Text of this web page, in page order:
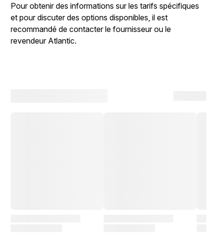
Pour obtenir des informations sur les tarifs spécifiques
et pour discuter des options disponibles, il est
recommandé de contacter le fournisseur ou le
revendeur Atlantic.